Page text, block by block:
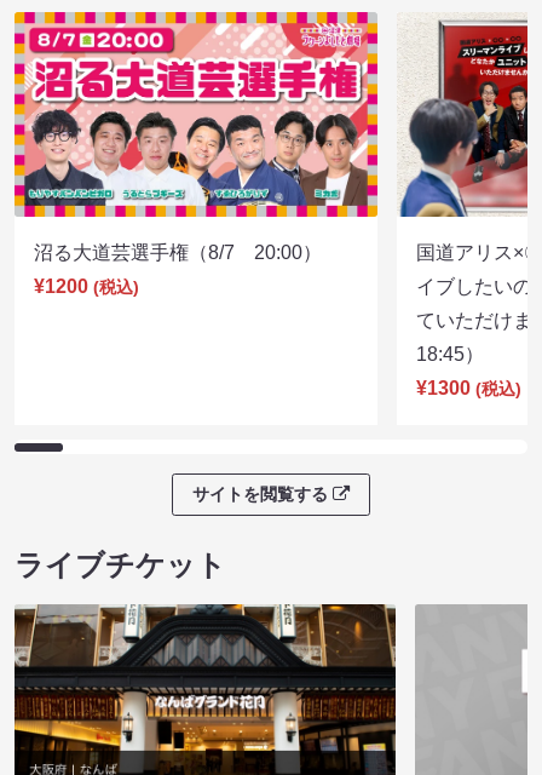
沼る大道芸選手権（8/7 20:00）
¥1200 (税込)
国道アリス×
イブしたいの
ていただけ
18:45）
¥1300 (税込)
サイトを閲覧する
ライブチケット